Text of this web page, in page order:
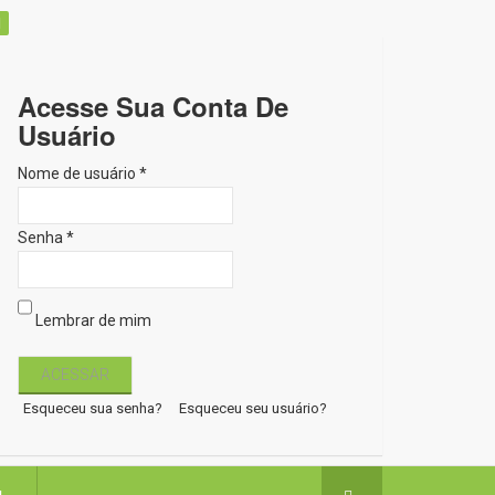
Acesse Sua Conta De
Usuário
Nome de usuário *
Senha *
Lembrar de mim
Esqueceu sua senha? Esqueceu seu usuário?